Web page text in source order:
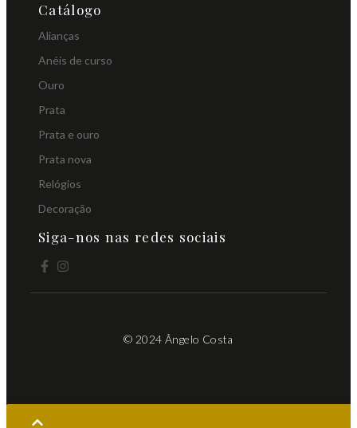
Catálogo
Alianças
Anéis de curso
Ouro
Prata
Prata e ouro
Prata nova
Relógios
Decoração
Siga-nos nas redes sociais
© 2024 Ângelo Costa